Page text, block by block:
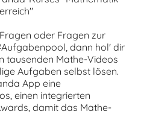
oder Fragen zur
dann hol' dir
tausenden Mathe-Videos
Aufgaben selbst lösen.
App eine
einen integrierten
damit das Mathe-